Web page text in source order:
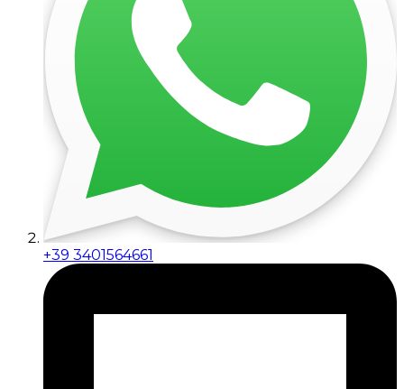
+39 3401564661